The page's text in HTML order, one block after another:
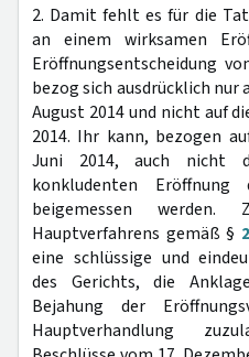
2. Damit fehlt es für die
an einem wirksamen
Eröffnungsentscheidung
bezog sich ausdrücklich nur
August 2014 und nicht auf
2014. Ihr kann, bezogen
Juni 2014, auch nicht
konkludenten Eröffnung
beigemessen werden.
Hauptverfahrens gemäß §
eine schlüssige und
des Gerichts, die
Bejahung der
Hauptverhandlung